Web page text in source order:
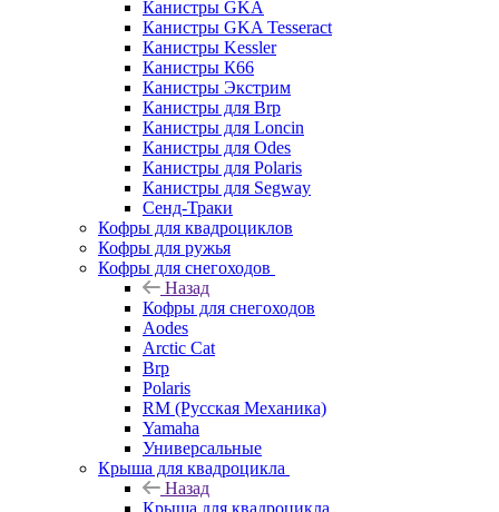
Канистры GKA
Канистры GKA Tesseract
Канистры Kessler
Канистры К66
Канистры Экстрим
Канистры для Brp
Канистры для Loncin
Канистры для Odes
Канистры для Polaris
Канистры для Segway
Сенд-Траки
Кофры для квадроциклов
Кофры для ружья
Кофры для снегоходов
Назад
Кофры для снегоходов
Aodes
Arctic Cat
Brp
Polaris
RM (Русская Механика)
Yamaha
Универсальные
Крыша для квадроцикла
Назад
Крыша для квадроцикла